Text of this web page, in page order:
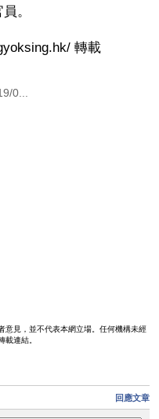
。
轉載
0...
意見，並不代表本網立場。任何機構未經
載連結。
回應文章